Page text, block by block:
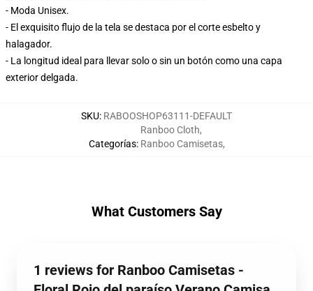
- Moda Unisex.
- El exquisito flujo de la tela se destaca por el corte esbelto y
halagador.
- La longitud ideal para llevar solo o sin un botón como una capa
exterior delgada.
SKU: RABOOSHOP63111-DEFAULT
Categorías:
Ranboo Cloth,
Ranboo Camisetas,
What Customers Say
1 reviews for Ranboo Camisetas -